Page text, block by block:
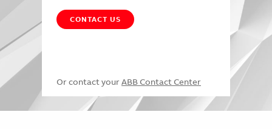
CONTACT US
Or contact your ABB Contact Center